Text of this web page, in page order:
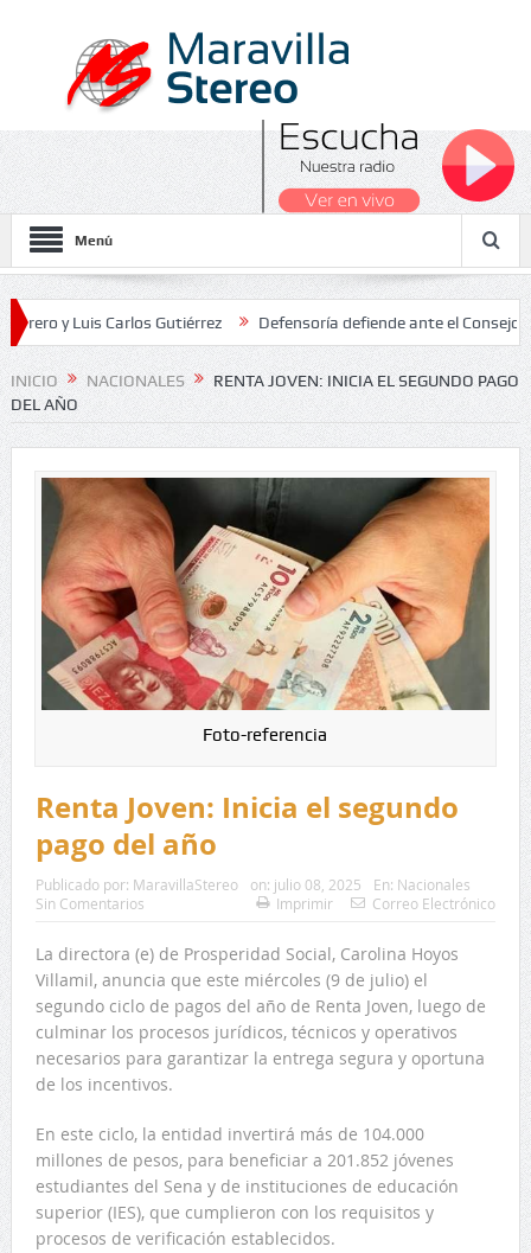
Menú
Carlos Gutiérrez Defensoría defiende ante el Consejo de
Nacionales 2026
INICIO NACIONALES
RENTA JOVEN: INICIA EL SEGUNDO PAGO
DEL AÑO
Foto-referencia
Renta Joven: Inicia el segundo
pago del año
Publicado por: MaravillaStereo on: julio 08, 2025 En: Nacionales
Sin Comentarios
Imprimir Correo Electrónico
La directora (e) de Prosperidad Social, Carolina Hoyos
Villamil, anuncia que este miércoles (9 de julio) el
segundo ciclo de pagos del año de Renta Joven, luego de
culminar los procesos jurídicos, técnicos y operativos
necesarios para garantizar la entrega segura y oportuna
de los incentivos.
En este ciclo, la entidad invertirá más de 104.000
millones de pesos, para beneficiar a 201.852 jóvenes
estudiantes del Sena y de instituciones de educación
superior (IES), que cumplieron con los requisitos y
procesos de verificación establecidos.